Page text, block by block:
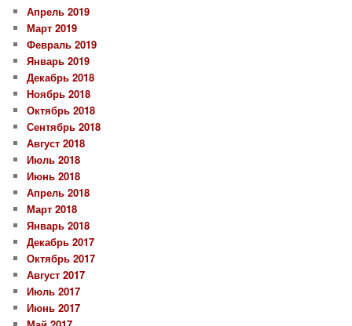
Апрель 2019
Март 2019
Февраль 2019
Январь 2019
Декабрь 2018
Ноябрь 2018
Октябрь 2018
Сентябрь 2018
Август 2018
Июль 2018
Июнь 2018
Апрель 2018
Март 2018
Январь 2018
Декабрь 2017
Октябрь 2017
Август 2017
Июль 2017
Июнь 2017